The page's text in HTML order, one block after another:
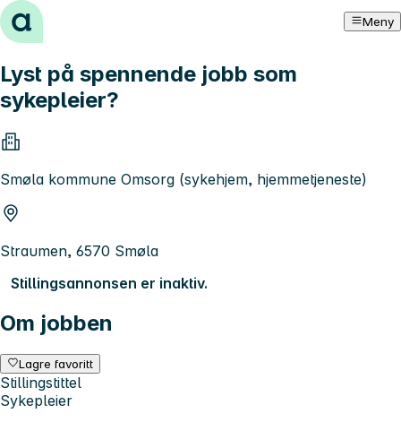
Hopp til innhold Meny
Lyst på spennende jobb som
sykepleier?
Smøla kommune Omsorg (sykehjem, hjemmetjeneste)
Straumen, 6570 Smøla
Stillingsannonsen er inaktiv.
Om jobben
Lagre favoritt
Stillingstittel
Sykepleier